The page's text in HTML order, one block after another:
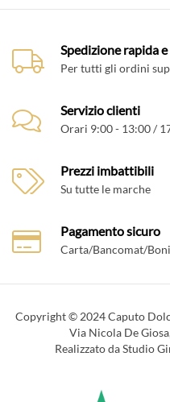
Spedizione rapida
Per tutti gli ordini
Servizio clienti
Orari 9:00 - 13:00 /
Prezzi imbattibili
Su tutte le marche
Pagamento sicuro
Carta/Bancomat/
Copyright © 2024 Caputo
Via Nicola De
Realizzato da Studio